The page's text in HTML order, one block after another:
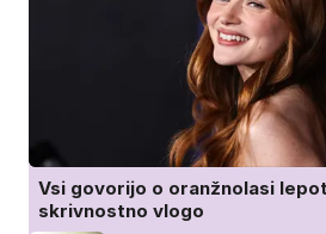
Vsi govorijo o oranžnolasi
skrivnostno vlogo